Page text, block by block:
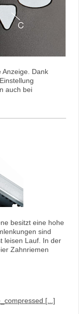
Anzeige. Dank
auch bei
besitzt eine hohe
sind
leisen Lauf. In der
Zahnriemen
[...]